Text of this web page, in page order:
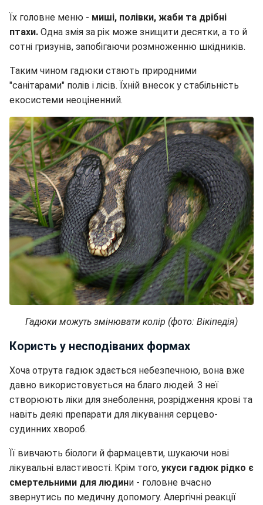
Їх головне меню - миші, полівки, жаби та дрібні
птахи. Одна змія за рік може знищити десятки, а то й
сотні гризунів, запобігаючи розмноженню шкідників.
Таким чином гадюки стають природними
"санітарами" полів і лісів. Їхній внесок у стабільність
екосистеми неоціненний.
Гадюки можуть змінювати колір (фото: Вікіпедія)
Користь у несподіваних формах
Хоча отрута гадюк здається небезпечною, вона вже
давно використовується на благо людей. З неї
створюють ліки для знеболення, розрідження крові та
навіть деякі препарати для лікування серцево-
судинних хвороб.
Її вивчають біологи й фармацевти, шукаючи нові
лікувальні властивості. Крім того, укуси гадюк рідко є
смертельними для людини - головне вчасно
звернутись по медичну допомогу. Алергічні реакції